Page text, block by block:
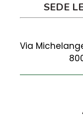
SEDE
Via